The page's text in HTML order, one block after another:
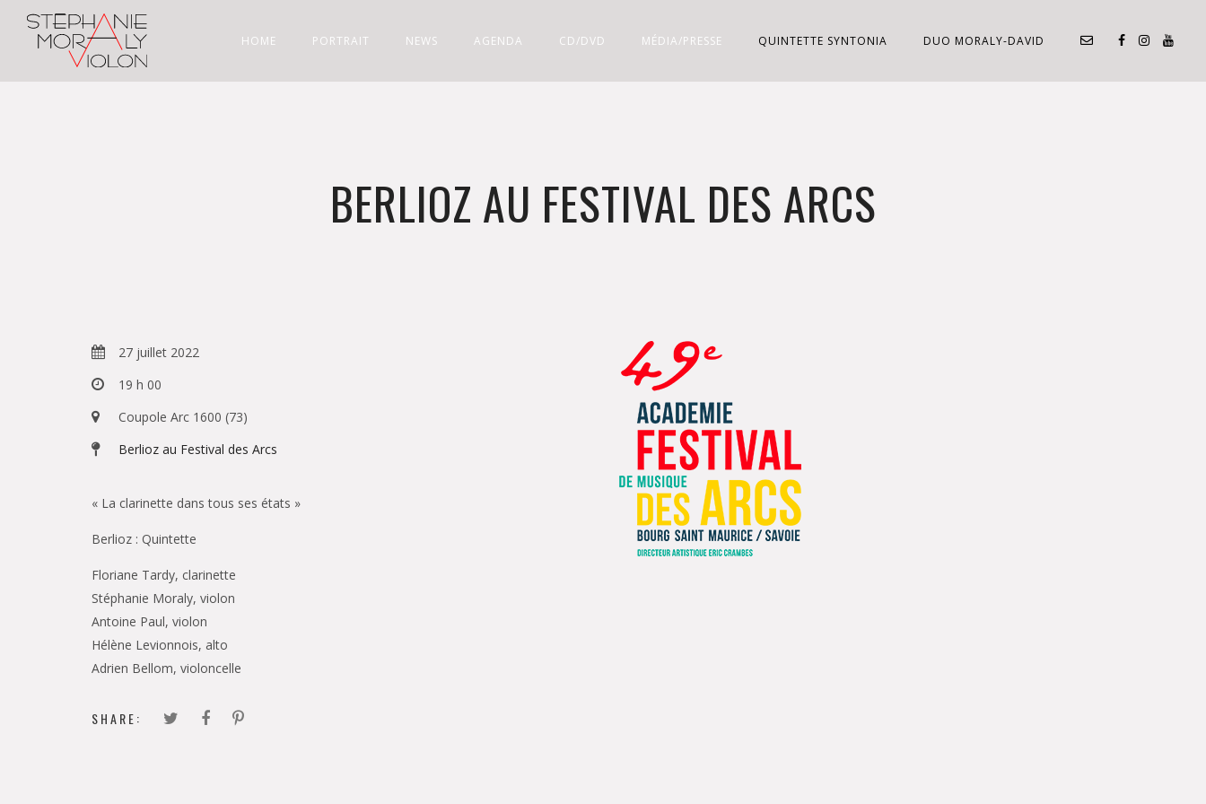
HOME PORTRAIT NEWS AGENDA CD/DVD MÉDIA/PRESSE QUINTETTE SYNTONIA DUO MORALY-DAVID
BERLIOZ AU FESTIVAL DES ARCS
27 juillet 2022
19 h 00
Coupole Arc 1600 (73)
Berlioz au Festival des Arcs
« La clarinette dans tous ses états »
Berlioz : Quintette
Floriane Tardy, clarinette
Stéphanie Moraly, violon
Antoine Paul, violon
Hélène Levionnois, alto
Adrien Bellom, violoncelle
SHARE: